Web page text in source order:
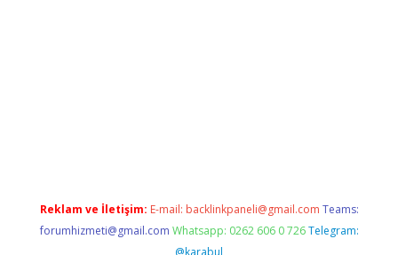
Reklam ve İletişim: E-mail: backlinkpaneli@gmail.com Teams:
forumhizmeti@gmail.com Whatsapp: 0262 606 0 726 Telegram:
@karabul